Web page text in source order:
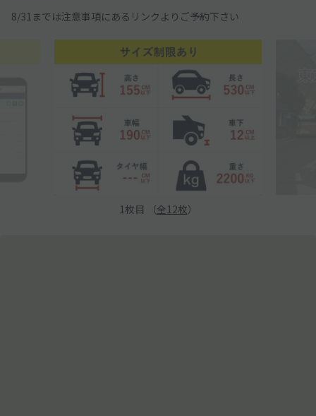
8/31までは注意事項にあるリンクよりご予約下さい
1 枚目 （全12枚）